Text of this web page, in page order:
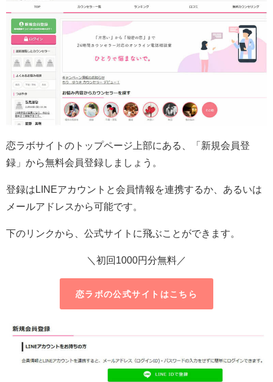
恋ラボサイトのトップページ上部にある、「新規会員登
録」から無料会員登録しましょう。
登録はLINEアカウントと会員情報を連携するか、あるいは
メールアドレスから可能です。
下のリンクから、公式サイトに飛ぶことができます。
＼初回1000円分無料／
恋ラボの公式サイトはこちら